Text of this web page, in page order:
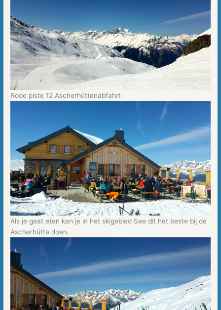
Rode piste 12 Ascherhüttenabfahrt
Als je gaat eten kan je in het skigebied See dit het beste bij de
Ascherhütte doen.